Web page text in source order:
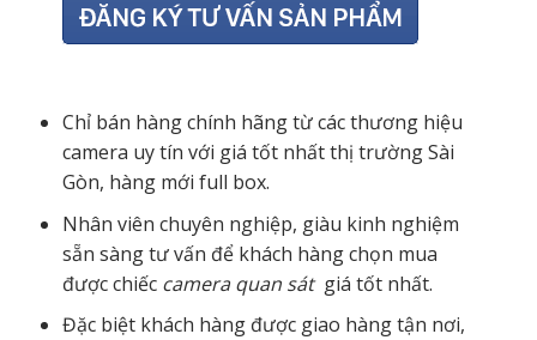
Chỉ bán hàng chính hãng từ các thương hiệu
camera uy tín với giá tốt nhất thị trường Sài
Gòn, hàng mới full box.
Nhân viên chuyên nghiệp, giàu kinh nghiệm
sẵn sàng tư vấn để khách hàng chọn mua
được chiếc camera quan sát giá tốt nhất.
Đặc biệt khách hàng được giao hàng tận nơi,